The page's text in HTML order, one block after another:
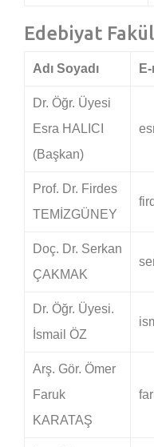
Edebiyat
Adı Soyadı
Dr. Öğr. Üyesi
Esra HALICI
(Başkan)
Prof. Dr. Firdes
TEMİZGÜNEY
Doç. Dr. Serkan
ÇAKMAK
Dr. Öğr. Üyesi.
İsmail ÖZ
Arş. Gör. Ömer
Faruk
KARATAŞ